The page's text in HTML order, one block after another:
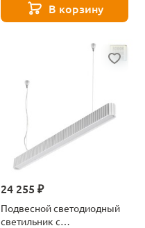
В корзину
24 255 ₽
Подвесной светодиодный
светильник с